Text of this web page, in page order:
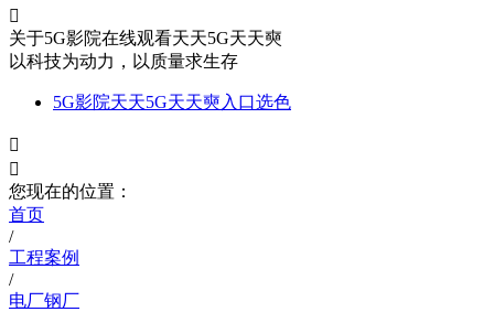

关于5G影院在线观看天天5G天天奭
以科技为动力，以质量求生存
5G影院天天5G天天奭入口选色


您现在的位置：
首页
/
工程案例
/
电厂钢厂